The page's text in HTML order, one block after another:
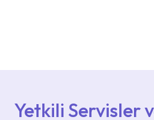
Yetkili Servisler